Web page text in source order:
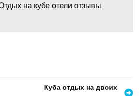
на кубе отели отзывы
Куба отдых на двоих